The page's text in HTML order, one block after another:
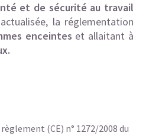
et de sécurité au travail
la réglementation
enceintes et allaitant à
(CE) n° 1272/2008 du